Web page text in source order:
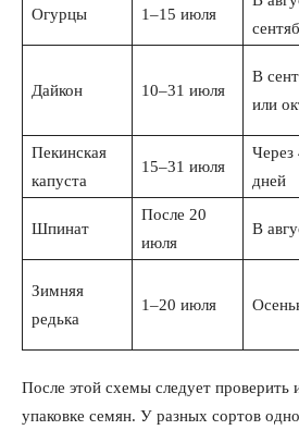
Огурцы 1–15 июля
Дайкон 10–31 июля
В
или
Пекинская
капуста
15–31 июля
Через
дней
Шпинат
После 20
июля
В
Зимняя
редька
1–20 июля
После этой схемы следует
упаковке семян. У разных сортов